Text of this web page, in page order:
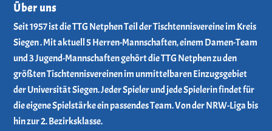
Über uns
Seit 1957 ist die TTG Netphen Teil der Tischtennisvereine im Kreis
Siegen . Mit aktuell 5 Herren-Mannschaften, einem Damen-Team
und 3 Jugend-Mannschaften gehört die TTG Netphen zu den
größten Tischtennisvereinen im unmittelbaren Einzugsgebiet
der Universität Siegen. Jeder Spieler und jede Spielerin findet für
die eigene Spielstärke ein passendes Team. Von der NRW-Liga bis
hin zur 2. Bezirksklasse.